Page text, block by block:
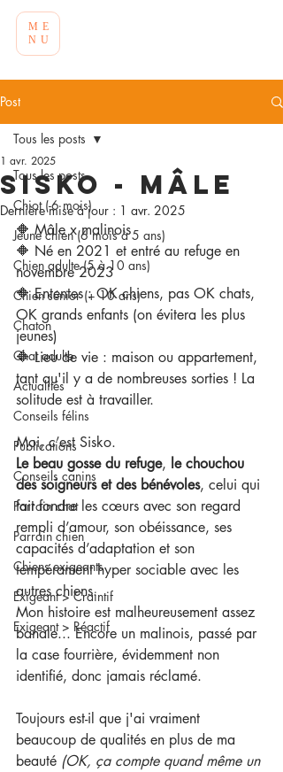
ME
NU
Post
Tous les posts
Chiot (-6 mois)
Jeune chien (6 mois à 5 ans)
Chien adulte (5 à 10 ans)
Chien sénior (+ 10 ans)
Chaton
Chat adulte
Actualités
Conseils félins
Publications
Conseils canins
Parrain chat
Parrain chien
Chiens exigeants
Exigeant > Craintif
Exigeant > Réactif
Tous les posts
Sisko - Mâle
1 avr. 2025
Dernière mise à jour : 1 avr. 2025
🔶 Mâle x malinois
🔶 Né en 2021 et entré au refuge en
novembre 2023
🔶 Ententes : OK chiens, pas OK chats,
OK grands enfants (on évitera les plus
jeunes)
🔶 Lieu de vie : maison ou appartement,
tant qu'il y a de nombreuses sorties ! La
solitude est à travailler.
Moi, c’est Sisko.
Le beau gosse du refuge, le chouchou
des soigneurs et des bénévoles, celui qui
fait fondre les cœurs avec son regard
rempli d’amour, son obéissance, ses
capacités d’adaptation et son
tempérament hyper sociable avec les
autres chiens.
Mon histoire est malheureusement assez
banale... Encore un malinois, passé par
la case fourrière, évidemment non
identifié, donc jamais réclamé.
Toujours est-il que j'ai vraiment
beaucoup de qualités en plus de ma
beauté (OK, ça compte quand même un